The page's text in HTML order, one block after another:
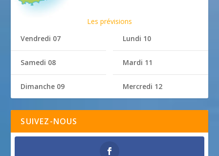
Les prévisions
Vendredi 07
Samedi 08
Dimanche 09
Lundi 10
Mardi 11
Mercredi 12
SUIVEZ-NOUS